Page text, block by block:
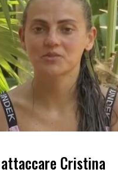
Cristina